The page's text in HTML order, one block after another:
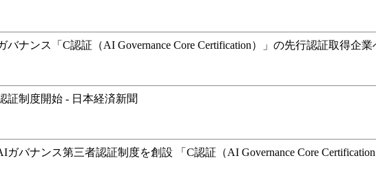
ナンス「C認証（AI Governance Core Certification）」の先行認証取得企業
証制度開始 - 日本経済新聞
バナンス第三者認証制度を創設 「C認証（AI Governance Core